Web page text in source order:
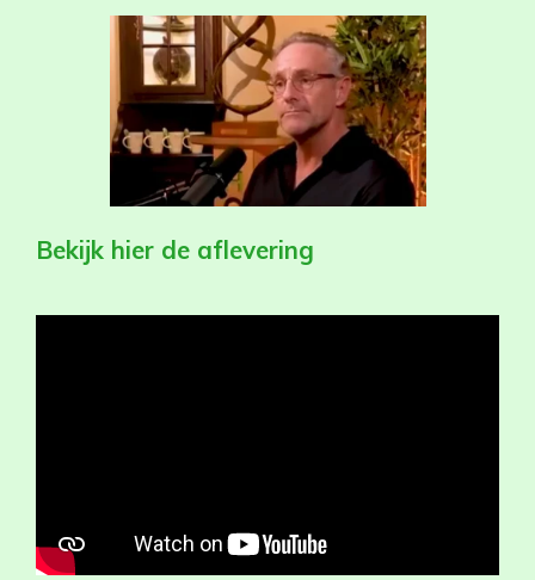
Bekijk hier de aflevering